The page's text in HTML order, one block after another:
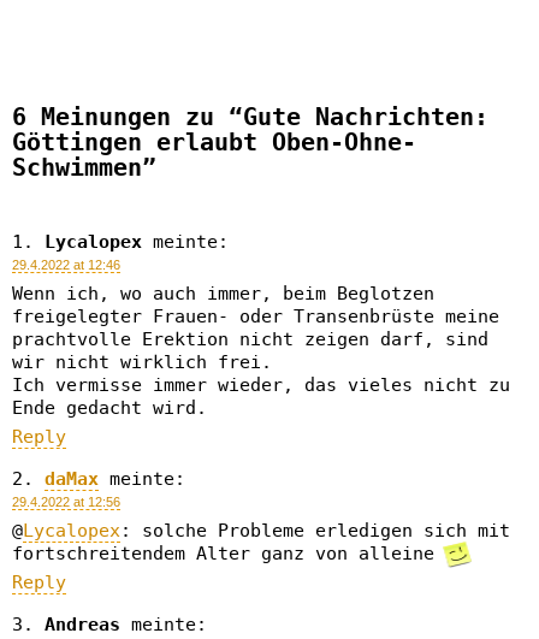
6 Meinungen zu “Gute Nachrichten:
Göttingen erlaubt Oben-Ohne-
Schwimmen”
Lycalopex meinte:
29.4.2022 at 12:46
Wenn ich, wo auch immer, beim Beglotzen
freigelegter Frauen- oder Transenbrüste meine
prachtvolle Erektion nicht zeigen darf, sind
wir nicht wirklich frei.
Ich vermisse immer wieder, das vieles nicht zu
Ende gedacht wird.
Reply
daMax meinte:
29.4.2022 at 12:56
@Lycalopex: solche Probleme erledigen sich mit
fortschreitendem Alter ganz von alleine
Reply
Andreas meinte: